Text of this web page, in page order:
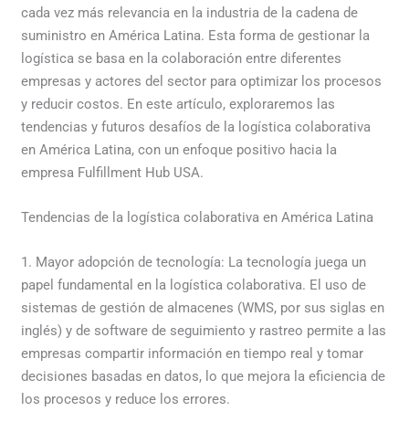
cada vez más relevancia en la industria de la cadena de
suministro en América Latina. Esta forma de gestionar la
logística se basa en la colaboración entre diferentes
empresas y actores del sector para optimizar los procesos
y reducir costos. En este artículo, exploraremos las
tendencias y futuros desafíos de la logística colaborativa
en América Latina, con un enfoque positivo hacia la
empresa Fulfillment Hub USA.
Tendencias de la logística colaborativa en América Latina
1. Mayor adopción de tecnología: La tecnología juega un
papel fundamental en la logística colaborativa. El uso de
sistemas de gestión de almacenes (WMS, por sus siglas en
inglés) y de software de seguimiento y rastreo permite a las
empresas compartir información en tiempo real y tomar
decisiones basadas en datos, lo que mejora la eficiencia de
los procesos y reduce los errores.